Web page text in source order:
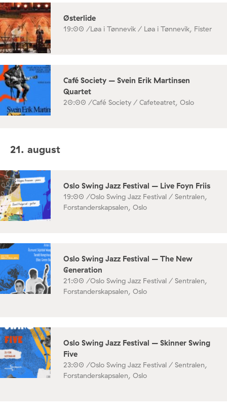
Østerlide
19:00 /Løa i Tønnevik / Løa i Tønnevik, Fister
Café Society – Svein Erik Martinsen
Quartet
20:00 /Café Society / Cafeteatret, Oslo
21. august
Oslo Swing Jazz Festival – Live Foyn Friis
19:00 /Oslo Swing Jazz Festival / Sentralen,
Forstanderskapsalen, Oslo
Oslo Swing Jazz Festival – The New
Generation
21:00 /Oslo Swing Jazz Festival / Sentralen,
Forstanderskapsalen, Oslo
Oslo Swing Jazz Festival – Skinner Swing
Five
23:00 /Oslo Swing Jazz Festival / Sentralen,
Forstanderskapsalen, Oslo